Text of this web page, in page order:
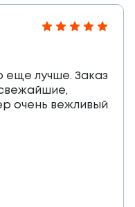
еще лучше. Заказ
очень вежливый